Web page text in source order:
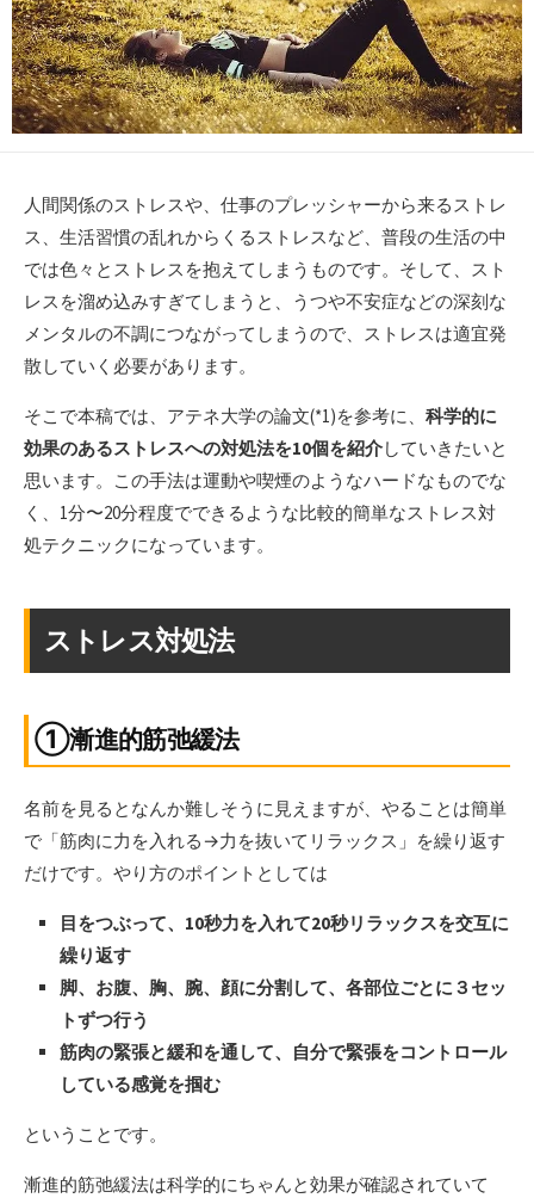
人間関係のストレスや、仕事のプレッシャーから来るストレ
ス、生活習慣の乱れからくるストレスなど、普段の生活の中
では色々とストレスを抱えてしまうものです。そして、スト
レスを溜め込みすぎてしまうと、うつや不安症などの深刻な
メンタルの不調につながってしまうので、ストレスは適宜発
散していく必要があります。
そこで本稿では、アテネ大学の論文(*1)を参考に、 科学的に
効果のあるストレスへの対処法を10個を紹介していきたいと
思います。この手法は運動や喫煙のようなハードなものでな
く、1分〜20分程度でできるような比較的簡単なストレス対
処テクニックになっています。
ストレス対処法
①漸進的筋弛緩法
名前を見るとなんか難しそうに見えますが、やることは簡単
で「筋肉に力を入れる→力を抜いてリラックス」を繰り返す
だけです。やり方のポイントとしては
目をつぶって、10秒力を入れて20秒リラックスを交互に
繰り返す
脚、お腹、胸、腕、顔に分割して、各部位ごとに３セッ
トずつ行う
筋肉の緊張と緩和を通して、自分で緊張をコントロール
している感覚を掴む
ということです。
漸進的筋弛緩法は科学的にちゃんと効果が確認されていて